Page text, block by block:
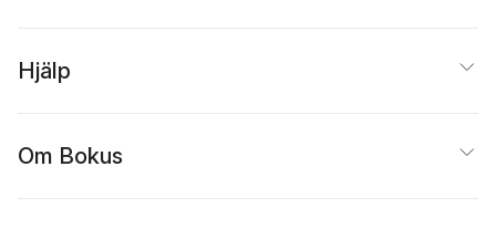
Hjälp
Om Bokus